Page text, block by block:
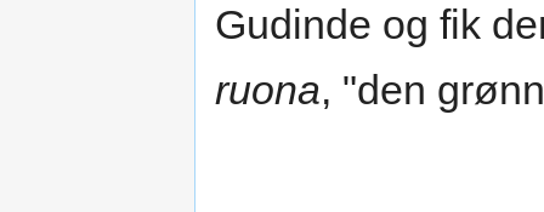
Gudinde og fik
ruona, "den